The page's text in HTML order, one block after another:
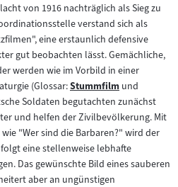
von 1916 nachträglich als Sieg zu
verstand sich als
eine erstaunlich defensive
gut beobachten lässt. Gemächliche,
werden wie im Vorbild in einer
(Glossar:Zum
Inhalt:
Stummfilm und
Soldaten begutachten zunächst
und helfen der Zivilbevölkerung. Mit
wie "Wer sind die Barbaren?" wird der
eine stellenweise lebhafte
Das gewünschte Bild eines sauberen
aber an ungünstigen